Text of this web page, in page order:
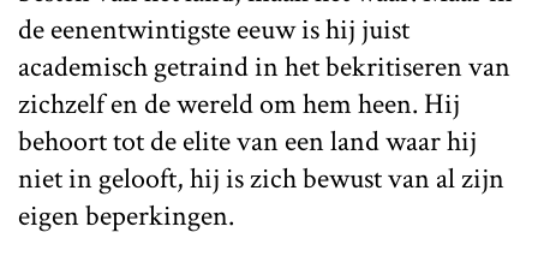
de eenentwintigste eeuw is hij juist
academisch getraind in het bekritiseren van
zichzelf en de wereld om hem heen. Hij
behoort tot de elite van een land waar hij
niet in gelooft, hij is zich bewust van al zijn
eigen beperkingen.